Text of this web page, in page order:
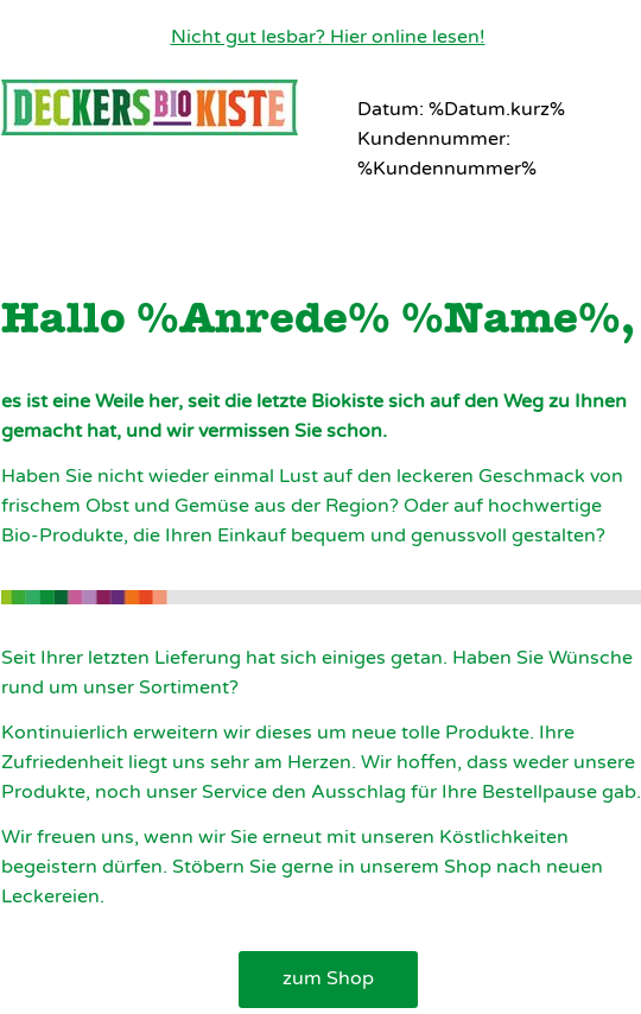
Nicht gut lesbar? Hier online lesen!
Datum: %Datum.kurz%
Kundennummer:
%Kundennummer%
Hallo %Anrede% %Name%,
es ist eine Weile her, seit die letzte Biokiste sich auf den Weg zu Ihnen
gemacht hat, und wir vermissen Sie schon.
Haben Sie nicht wieder einmal Lust auf den leckeren Geschmack von
frischem Obst und Gemüse aus der Region? Oder auf hochwertige
Bio-Produkte, die Ihren Einkauf bequem und genussvoll gestalten?
Seit Ihrer letzten Lieferung hat sich einiges getan. Haben Sie Wünsche
rund um unser Sortiment?
Kontinuierlich erweitern wir dieses um neue tolle Produkte. Ihre
Zufriedenheit liegt uns sehr am Herzen. Wir hoffen, dass weder unsere
Produkte, noch unser Service den Ausschlag für Ihre Bestellpause gab.
Wir freuen uns, wenn wir Sie erneut mit unseren Köstlichkeiten
begeistern dürfen. Stöbern Sie gerne in unserem Shop nach neuen
Leckereien.
zum Shop